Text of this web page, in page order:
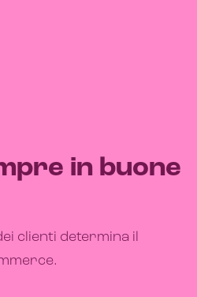
in buone
clienti determina il